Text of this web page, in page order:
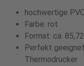
hochwertige
Farbe: rot
Format: ca.
Perfekt
Thermodrucker